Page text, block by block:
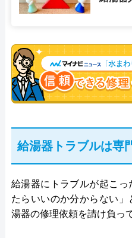
給湯器トラブルは専
給湯器にトラブルが起こ
たらいいのか分からない
湯器の修理依頼を請け負っ